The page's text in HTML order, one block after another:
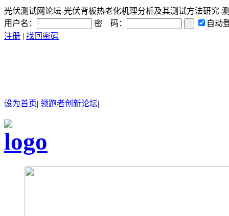
光伏测试网论坛-光伏背板热老化机理分析及其测试方法研究-
用户名：
密 码：
自动
注册 | 找回密码
设为首页| 领跑者创新论坛|